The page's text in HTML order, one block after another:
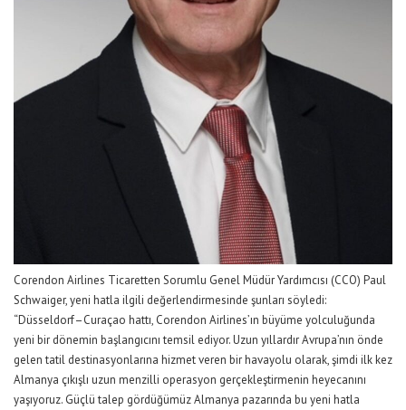
Corendon Airlines Ticaretten Sorumlu Genel Müdür Yardımcısı (CCO) Paul
Schwaiger, yeni hatla ilgili değerlendirmesinde şunları söyledi:
“Düsseldorf–Curaçao hattı, Corendon Airlines’ın büyüme yolculuğunda
yeni bir dönemin başlangıcını temsil ediyor. Uzun yıllardır Avrupa’nın önde
gelen tatil destinasyonlarına hizmet veren bir havayolu olarak, şimdi ilk kez
Almanya çıkışlı uzun menzilli operasyon gerçekleştirmenin heyecanını
yaşıyoruz. Güçlü talep gördüğümüz Almanya pazarında bu yeni hatla